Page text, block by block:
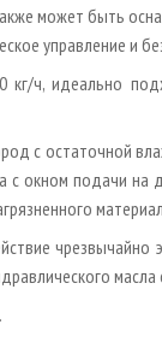
может быть
управление и
кг/ч, идеально
с остаточной
окном подачи